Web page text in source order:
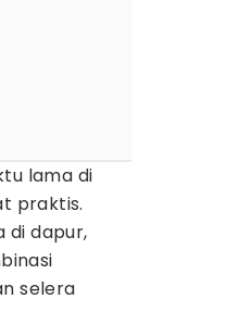
lama di
praktis.
di dapur,
selera